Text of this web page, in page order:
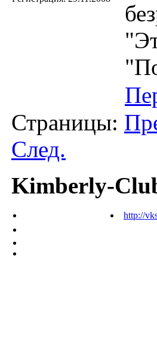
Страницы:
След.
Kimberly-
http://